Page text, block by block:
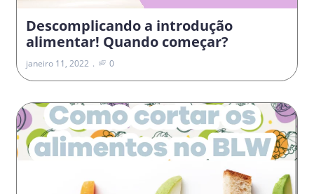
Descomplicando a introdução
alimentar! Quando começar?
janeiro 11, 2022 0